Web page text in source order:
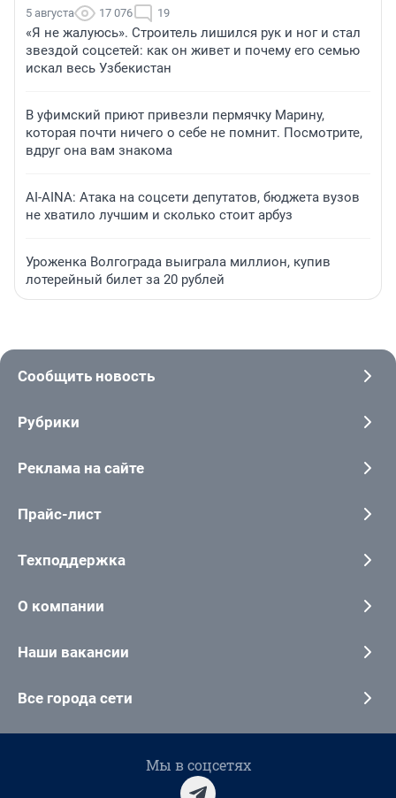
5 августа 17 076 19
«Я не жалуюсь». Строитель лишился рук и ног и стал
звездой соцсетей: как он живет и почему его семью
искал весь Узбекистан
В уфимский приют привезли пермячку Марину,
которая почти ничего о себе не помнит. Посмотрите,
вдруг она вам знакома
AI-AINA: Атака на соцсети депутатов, бюджета вузов
не хватило лучшим и сколько стоит арбуз
Уроженка Волгограда выиграла миллион, купив
лотерейный билет за 20 рублей
Сообщить новость
Рубрики
Реклама на сайте
Прайс-лист
Техподдержка
О компании
Наши вакансии
Все города сети
Мы в соцсетях